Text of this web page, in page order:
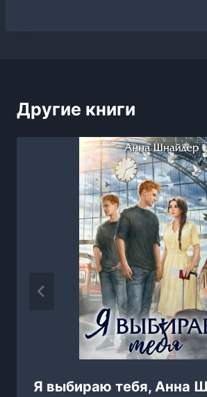
Другие книги
Я выбираю тебя, Анна